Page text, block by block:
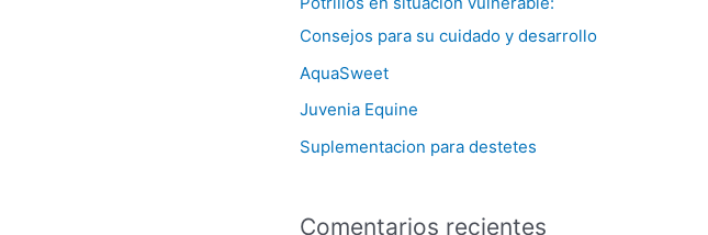
Consejos para su cuidado y desarrollo
AquaSweet
Juvenia Equine
Suplementacion para destetes
Comentarios recientes